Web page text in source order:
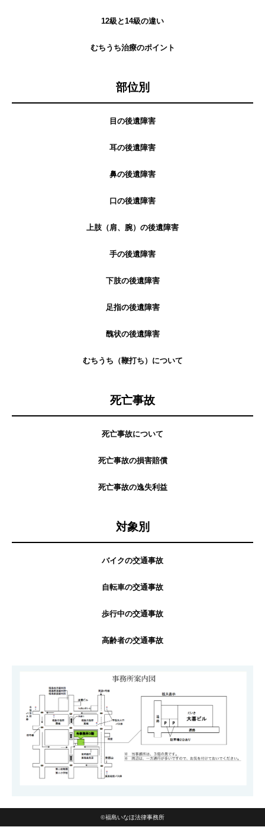
12級と14級の違い
むちうち治療のポイント
部位別
目の後遺障害
耳の後遺障害
鼻の後遺障害
口の後遺障害
上肢（肩、腕）の後遺障害
手の後遺障害
下肢の後遺障害
足指の後遺障害
醜状の後遺障害
むちうち（鞭打ち）について
死亡事故
死亡事故について
死亡事故の損害賠償
死亡事故の逸失利益
対象別
バイクの交通事故
自転車の交通事故
歩行中の交通事故
高齢者の交通事故
©福島いなほ法律事務所